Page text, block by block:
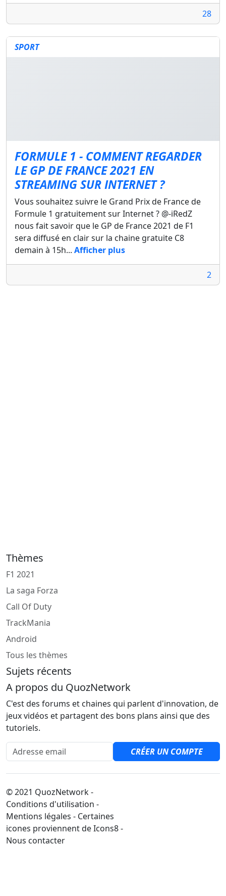
28
SPORT
FORMULE 1 - COMMENT REGARDER
LE GP DE FRANCE 2021 EN
STREAMING SUR INTERNET ?
Vous souhaitez suivre le Grand Prix de France de
Formule 1 gratuitement sur Internet ? @-iRedZ
nous fait savoir que le GP de France 2021 de F1
sera diffusé en clair sur la chaine gratuite C8
demain à 15h... Afficher plus
2
Thèmes
F1 2021
La saga Forza
Call Of Duty
TrackMania
Android
Tous les thèmes
Sujets récents
A propos du QuozNetwork
C'est des forums et chaines qui parlent d'innovation, de
jeux vidéos et partagent des bons plans ainsi que des
tutoriels.
Adresse email
CRÉER UN COMPTE
© 2021 QuozNetwork -
Conditions d'utilisation -
Mentions légales - Certaines
icones proviennent de Icons8 -
Nous contacter